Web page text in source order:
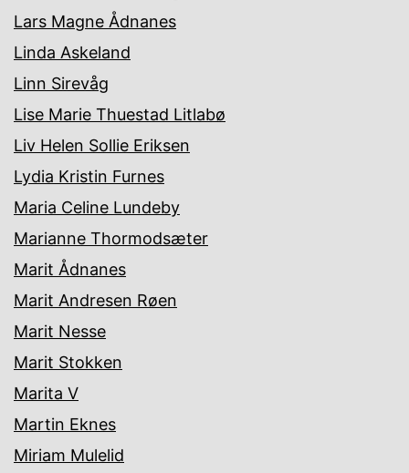
Lars Magne Ådnanes
Linda Askeland
Linn Sirevåg
Lise Marie Thuestad Litlabø
Liv Helen Sollie Eriksen
Lydia Kristin Furnes
Maria Celine Lundeby
Marianne Thormodsæter
Marit Ådnanes
Marit Andresen Røen
Marit Nesse
Marit Stokken
Marita V
Martin Eknes
Miriam Mulelid